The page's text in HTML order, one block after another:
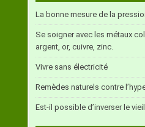
La bonne mesure de la
Se soigner avec les métaux
argent, or, cuivre, zinc.
Vivre sans électricité
Remèdes naturels contre
Est-il possible d’inverser le